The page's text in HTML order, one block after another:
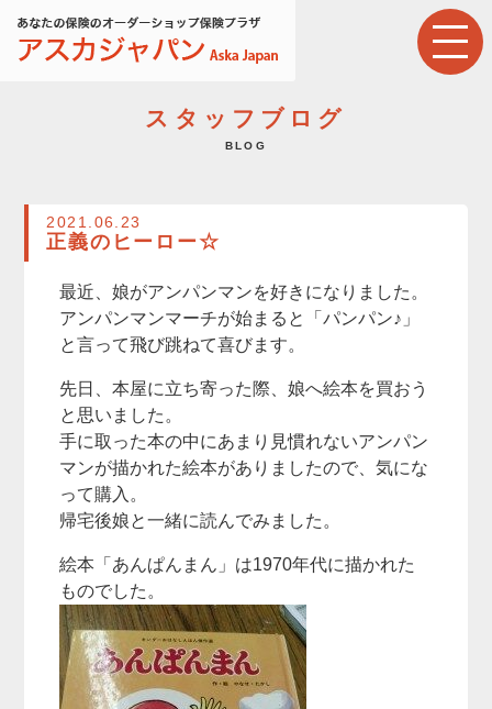
スタッフブログ
BLOG
2021.06.23
正義のヒーロー☆
最近、娘がアンパンマンを好きになりました。
アンパンマンマーチが始まると「パンパン♪」
と言って飛び跳ねて喜びます。
先日、本屋に立ち寄った際、娘へ絵本を買おう
と思いました。
手に取った本の中にあまり見慣れないアンパン
マンが描かれた絵本がありましたので、気にな
って購入。
帰宅後娘と一緒に読んでみました。
絵本「あんぱんまん」は1970年代に描かれた
ものでした。